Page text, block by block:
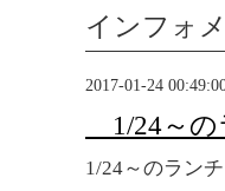
インフォ
2017-01-24
1/24～の
1/24～のラン